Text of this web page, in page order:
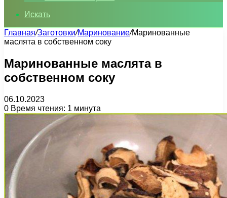
Искать
Главная/Заготовки/Маринование/Маринованные
маслята в собственном соку
Маринованные маслята в
собственном соку
06.10.2023
0 Время чтения: 1 минута